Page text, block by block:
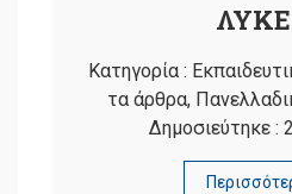
Κατηγορία :
τα άρθρα,
Δημοσιεύτηκε :